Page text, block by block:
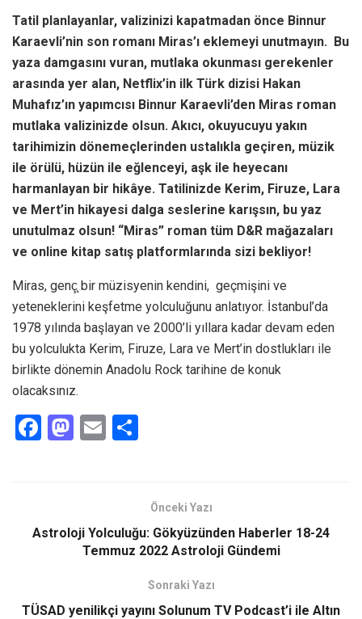
Tatil planlayanlar, valizinizi kapatmadan önce Binnur
Karaevli’nin son romanı Miras’ı eklemeyi unutmayın. Bu
yaza damgasını vuran, mutlaka okunması gerekenler
arasında yer alan, Netflix’in ilk Türk dizisi Hakan
Muhafız’ın yapımcısı Binnur Karaevli’den Miras roman
mutlaka valizinizde olsun. Akıcı, okuyucuyu yakın
tarihimizin dönemeçlerinden ustalıkla geçiren, müzik
ile örülü, hüzün ile eğlenceyi, aşk ile heyecanı
harmanlayan bir hikâye. Tatilinizde Kerim, Firuze, Lara
ve Mert’in hikayesi dalga seslerine karışsın, bu yaz
unutulmaz olsun! “Miras” roman tüm D&R mağazaları
ve online kitap satış platformlarında sizi bekliyor!
Miras, genç̧ bir müzisyenin kendini, geçmişini ve
yeteneklerini keşfetme yolculuğunu anlatıyor. İstanbul’da
1978 yılında başlayan ve 2000’li yıllara kadar devam eden
bu yolculukta Kerim, Firuze, Lara ve Mert’in dostlukları ile
birlikte dönemin Anadolu Rock tarihine de konuk
olacaksınız.
F
o
M
d
o
E
Önceki Yazı
Astroloji Yolculuğu: Gökyüzünden Haberler 18-24
Temmuz 2022 Astroloji Gündemi
Sonraki Yazı
TÜSAD yenilikçi yayını Solunum TV Podcast’i ile Altın